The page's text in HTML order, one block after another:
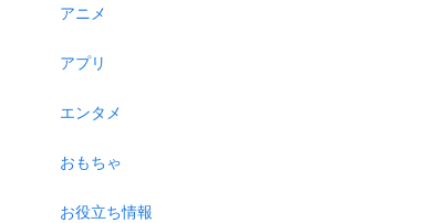
アニメ
アプリ
エンタメ
おもちゃ
お役立ち情報